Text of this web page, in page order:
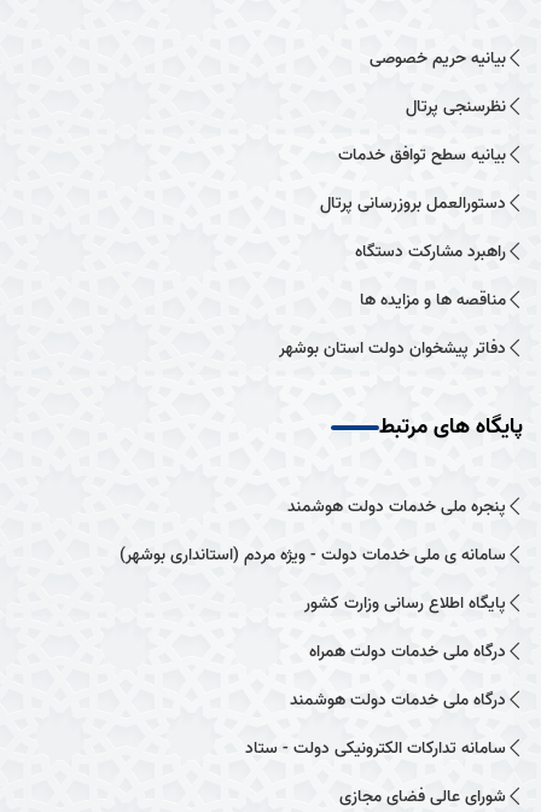
بیانیه حریم خصوصی
نظرسنجی پرتال
بیانیه سطح توافق خدمات
دستورالعمل بروزرسانی پرتال
راهبرد مشارکت دستگاه
مناقصه ها و مزایده ها
دفاتر پیشخوان دولت استان بوشهر
پایگاه های مرتبط
پنجره ملی خدمات دولت هوشمند
سامانه ی ملی خدمات دولت - ویژه مردم (استانداری بوشهر)
پایگاه اطلاع رسانی وزارت کشور
درگاه ملی خدمات دولت همراه
درگاه ملی خدمات دولت هوشمند
سامانه تدارکات الکترونیکی دولت - ستاد
شورای عالی فضای مجازی